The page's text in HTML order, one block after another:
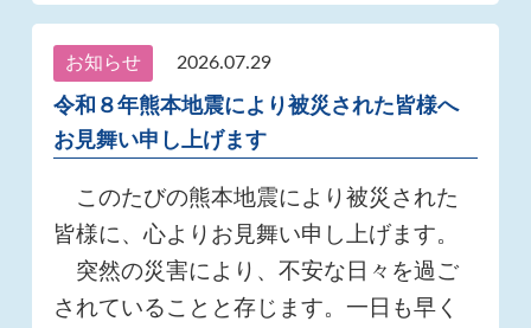
お知らせ 2026.07.29
令和８年熊本地震により被災された皆様へ
お見舞い申し上げます
このたびの熊本地震により被災された
皆様に、心よりお見舞い申し上げます。
突然の災害により、不安な日々を過ご
されていることと存じます。一日も早く